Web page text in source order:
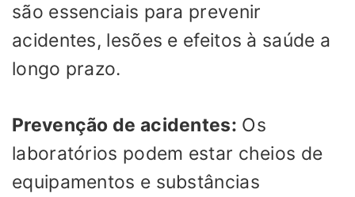
são essenciais para prevenir
acidentes, lesões e efeitos à saúde a
longo prazo.
Prevenção de acidentes: Os
laboratórios podem estar cheios de
equipamentos e substâncias